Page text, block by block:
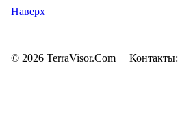
Наверх
© 2026 TerraVisor.Com Контакты: